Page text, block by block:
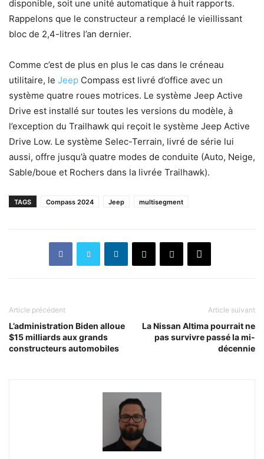
disponible, soit une unité automatique à huit rapports.
Rappelons que le constructeur a remplacé le vieillissant
bloc de 2,4-litres l’an dernier.
Comme c’est de plus en plus le cas dans le créneau
utilitaire, le Jeep Compass est livré d’office avec un
système quatre roues motrices. Le système Jeep Active
Drive est installé sur toutes les versions du modèle, à
l’exception du Trailhawk qui reçoit le système Jeep Active
Drive Low. Le système Selec-Terrain, livré de série lui
aussi, offre jusqu’à quatre modes de conduite (Auto, Neige,
Sable/boue et Rochers dans la livrée Trailhawk).
TAGS Compass 2024 Jeep multisegment
Article précédent
L’administration Biden alloue
$15 milliards aux grands
constructeurs automobiles
Article suivant
La Nissan Altima pourrait ne
pas survivre passé la mi-
décennie